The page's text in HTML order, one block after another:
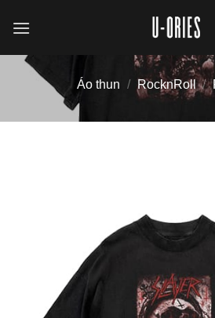
đến
dung
Áo thun / RocknRoll /